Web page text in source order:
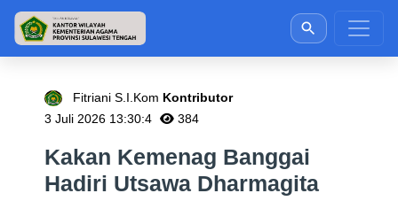
Fitriani S.I.Kom Kontributor
3 Juli 2026 13:30:4
384
Kakan Kemenag Banggai
Hadiri Utsawa Dharmagita